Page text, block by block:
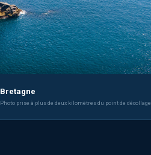
Bretagne
Photo prise à plus de deux kilomètres du point de décollage